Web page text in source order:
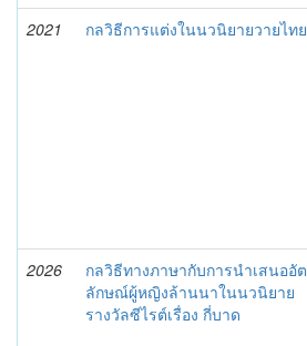
2021
กลวิธีการแต่งในนวนิยายวายไทย
2026
กลวิธีทางภาษากับการนำเสนออัต
ลักษณ์ผู้หญิงล้านนาในนวนิยาย
รางวัลซีไรต์เรื่อง กี่บาด